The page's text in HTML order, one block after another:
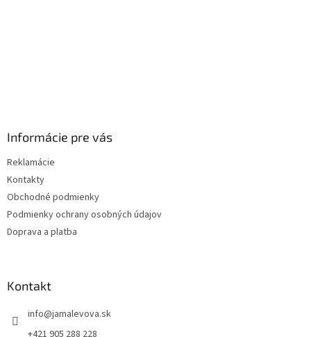
Informácie pre vás
Reklamácie
Kontakty
Obchodné podmienky
Podmienky ochrany osobných údajov
Doprava a platba
Kontakt
info@jamalevova.sk
+421 905 288 228